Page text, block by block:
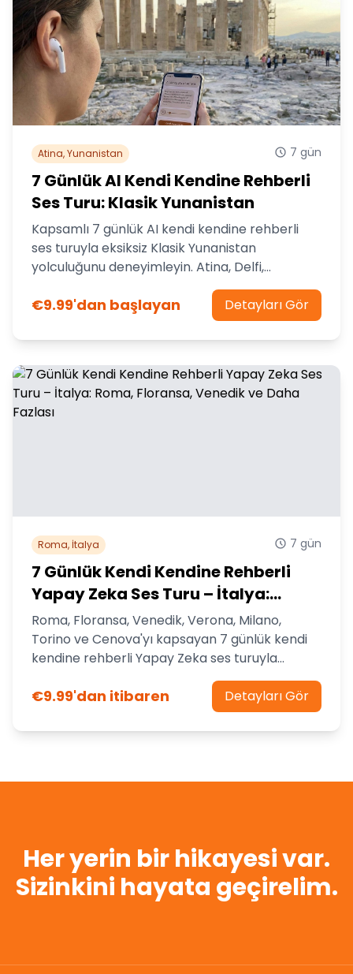
Atina, Yunanistan 7 gün
7 Günlük AI Kendi Kendine Rehberli
Ses Turu: Klasik Yunanistan
Kapsamlı 7 günlük AI kendi kendine rehberli
ses turuyla eksiksiz Klasik Yunanistan
yolculuğunu deneyimleyin. Atina, Delfi,
Epidavros, Mikene, Olympia, Meteora ve Antik
Korint'i keşfedin - tüm UNESCO sitleri ve
efsanevi yerler kendi hızınızda.
€9.99'dan başlayan Detayları Gör
Roma, İtalya 7 gün
7 Günlük Kendi Kendine Rehberli
Yapay Zeka Ses Turu – İtalya:
Roma, Floransa, Venedik ve Daha
Fazlası
Roma, Floransa, Venedik, Verona, Milano,
Torino ve Cenova'yı kapsayan 7 günlük kendi
kendine rehberli Yapay Zeka ses turuyla
İtalya'nın en güzellerini keşfedin. Antik
kalıntıları, Rönesans şaheserlerini ve efsanevi
kanalları kendi hızınızda keşfedin.
€9.99'dan itibaren Detayları Gör
Her yerin bir hikayesi var.
Sizinkini hayata geçirelim.